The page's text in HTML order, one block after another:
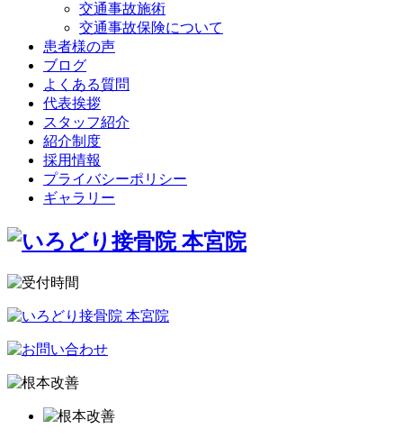
交通事故施術
交通事故保険について
患者様の声
ブログ
よくある質問
代表挨拶
スタッフ紹介
紹介制度
採用情報
プライバシーポリシー
ギャラリー